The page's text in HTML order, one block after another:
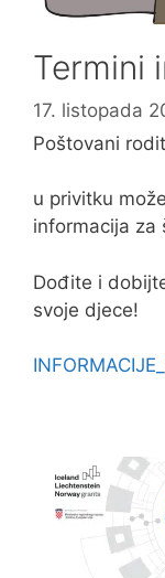
Termini
17. listopada
Poštovani
u privitku
informacija za
Dođite i
svoje djece!